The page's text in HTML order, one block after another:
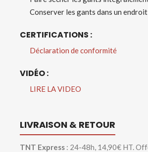
Conserver les gants dans un
CERTIFICATIONS :
Déclaration de conformité
VIDÉO :
LIRE LA VIDEO
LIVRAISON & RETOUR
TNT Express : 24-48h, 14,90€ HT.